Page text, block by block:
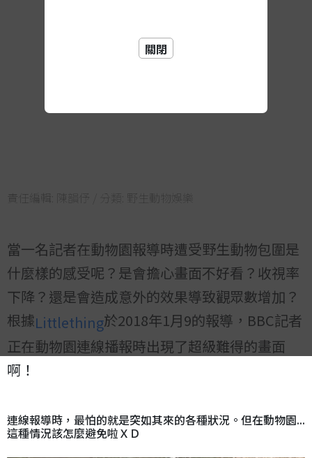
責任編輯: 陳韻伃 / 分類: 野生動物娛樂
當一名記者在動物園報導時遭受野生動物包圍是
什麼樣的感受呢？是會擔心畫面不好看？收視率
下降？還是會造成意外的效果導致觀眾數增加？
根據Littlething於2018年1月9的報導，BBC記者
正在動物園連線播報時出現了超級難得的畫面
啊！
連線報導時，最怕的就是突如其來的各種狀況。但在動物園...
這種情況該怎麼避免啦ＸＤ
關閉